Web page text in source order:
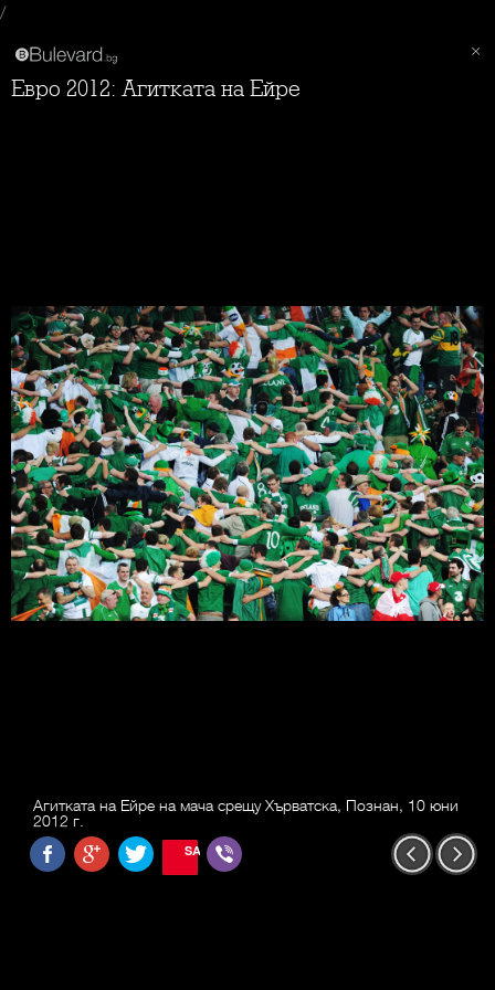
/
Евро 2012: Агитката на Ейре
Агитката на Ейре на мача срещу Хърватска, Познан, 10 юни
2012 г.
SAVE